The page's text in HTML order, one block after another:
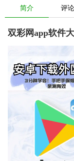
简介 评
双彩网app软件